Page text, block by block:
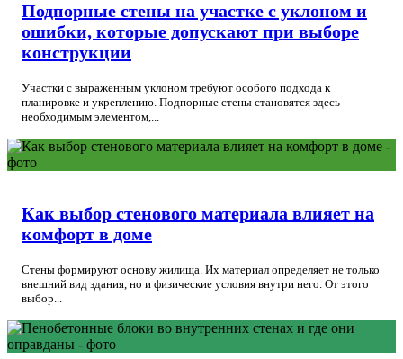
Подпорные стены на участке с уклоном и
ошибки, которые допускают при выборе
конструкции
Участки с выраженным уклоном требуют особого подхода к
планировке и укреплению. Подпорные стены становятся здесь
необходимым элементом,...
Как выбор стенового материала влияет на
комфорт в доме
Стены формируют основу жилища. Их материал определяет не только
внешний вид здания, но и физические условия внутри него. От этого
выбор...